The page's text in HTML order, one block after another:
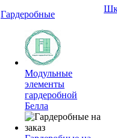
Гардеробные
Модульные
элементы
гардеробной
Белла